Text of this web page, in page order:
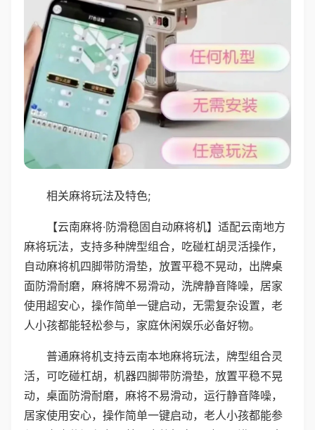
相关麻将玩法及特色;
【云南麻将·防滑稳固自动麻将机】适配云南地方
麻将玩法，支持多种牌型组合，吃碰杠胡灵活操作，
自动麻将机四脚带防滑垫，放置平稳不晃动，出牌桌
面防滑耐磨，麻将牌不易滑动，洗牌静音降噪，居家
使用超安心，操作简单一键启动，无需复杂设置，老
人小孩都能轻松参与，家庭休闲娱乐必备好物。
普通麻将机支持云南本地麻将玩法，牌型组合灵
活，可吃碰杠胡，机器四脚带防滑垫，放置平稳不晃
动，桌面防滑耐磨，麻将不易滑动，运行静音降噪，
居家使用安心，操作简单一键启动，老人小孩都能参